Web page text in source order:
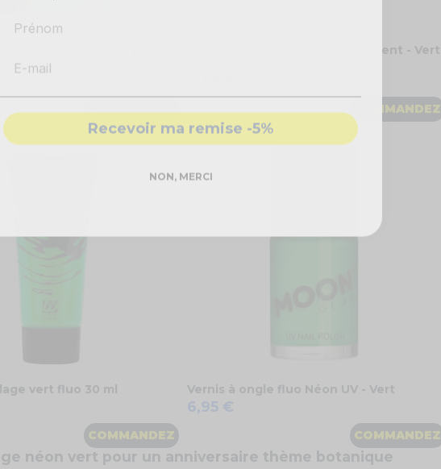
et corps UV néon pastel -
bleu et vert
COMMANDEZ
Pinceau de maquillage fluorescent - Vert
COMMANDEZ
vert fluo 30 ml
COMMANDEZ
Vernis à ongle fluo Néon UV - Vert
6,95 €
COMMANDEZ
néon vert pour un anniversaire thème botanique
Recevoir ma remise -5%
NON, MERCI